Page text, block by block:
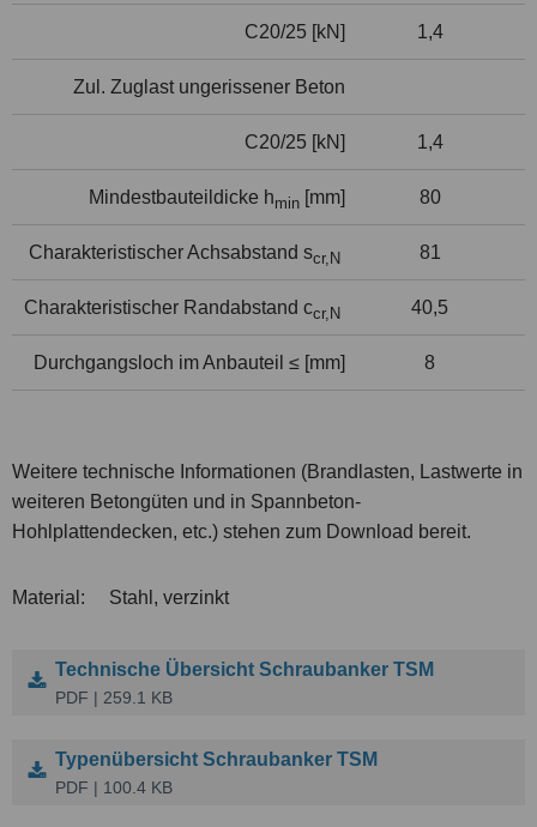
C20/25 [kN] 1,4
Zul. Zuglast ungerissener Beton
C20/25 [kN] 1,4
Mindestbauteildicke hmin [mm] 80
Charakteristischer Achsabstand scr,N 81
Charakteristischer Randabstand ccr,N 40,5
Durchgangsloch im Anbauteil ≤ [mm] 8
Weitere technische Informationen (Brandlasten, Lastwerte in
weiteren Betongüten und in Spannbeton-
Hohlplattendecken, etc.) stehen zum Download bereit.
Material: Stahl, verzinkt
Technische Übersicht Schraubanker TSM
PDF | 259.1 KB
Typenübersicht Schraubanker TSM
PDF | 100.4 KB